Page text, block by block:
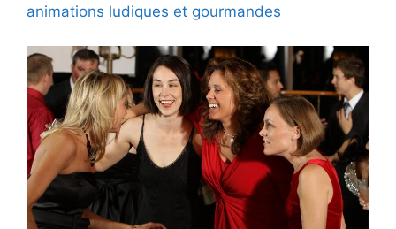
animations ludiques et gourmandes